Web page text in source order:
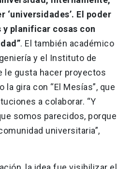
‘universidades’. El poder
planificar cosas con
. El también académico
y el Instituto de
le gusta hacer proyectos
la gira con “El Mesías”, que
a colaborar. “Y
somos parecidos, porque
universitaria”,